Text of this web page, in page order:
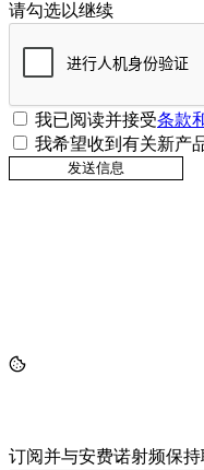
请勾选以继续
我已阅读并接受条款
我希望收到有关新产
订阅并与安费诺射频保持